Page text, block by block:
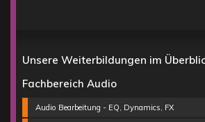
Unsere Weiterbildungen im
Fachbereich Audio
Audio Bearbeitung - EQ, Dynamics, FX